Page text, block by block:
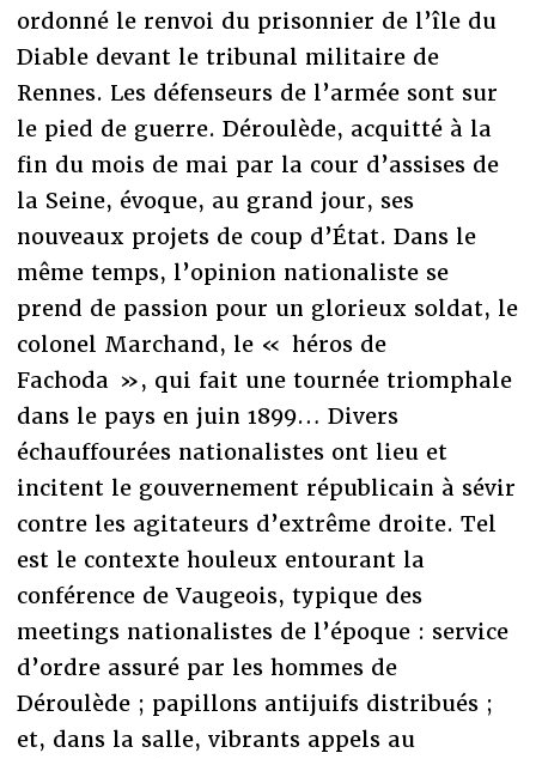
ordonné le renvoi du prisonnier de l’île du
Diable devant le tribunal militaire de
Rennes. Les défenseurs de l’armée sont sur
le pied de guerre. Déroulède, acquitté à la
fin du mois de mai par la cour d’assises de
la Seine, évoque, au grand jour, ses
nouveaux projets de coup d’État. Dans le
même temps, l’opinion nationaliste se
prend de passion pour un glorieux soldat, le
colonel Marchand, le « héros de
Fachoda », qui fait une tournée triomphale
dans le pays en juin 1899… Divers
échauffourées nationalistes ont lieu et
incitent le gouvernement républicain à sévir
contre les agitateurs d’extrême droite. Tel
est le contexte houleux entourant la
conférence de Vaugeois, typique des
meetings nationalistes de l’époque : service
d’ordre assuré par les hommes de
Déroulède ; papillons antijuifs distribués ;
et, dans la salle, vibrants appels au